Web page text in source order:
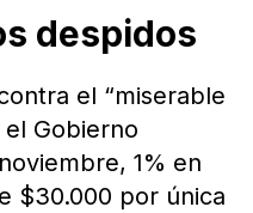
despidos
el “miserable
Gobierno
1% en
$30.000 por única